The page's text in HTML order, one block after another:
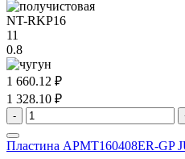
NT-RKP16
11
0.8
1 660.12 ₽
1 328.10 ₽
-
Пластина APMT160408ER-GP